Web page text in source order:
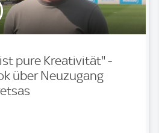
pure Kreativität" -
über Neuzugang